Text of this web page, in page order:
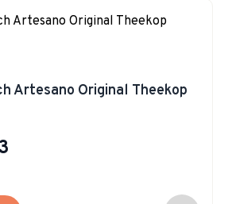
Artesano Original Theekop